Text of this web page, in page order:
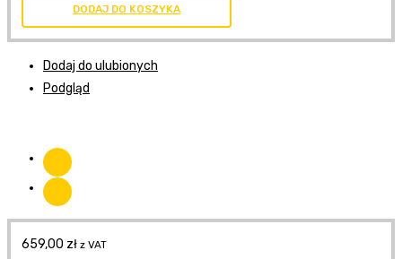
DODAJ DO KOSZYKA
Dodaj do ulubionych
Podgląd
659,00 zł z VAT